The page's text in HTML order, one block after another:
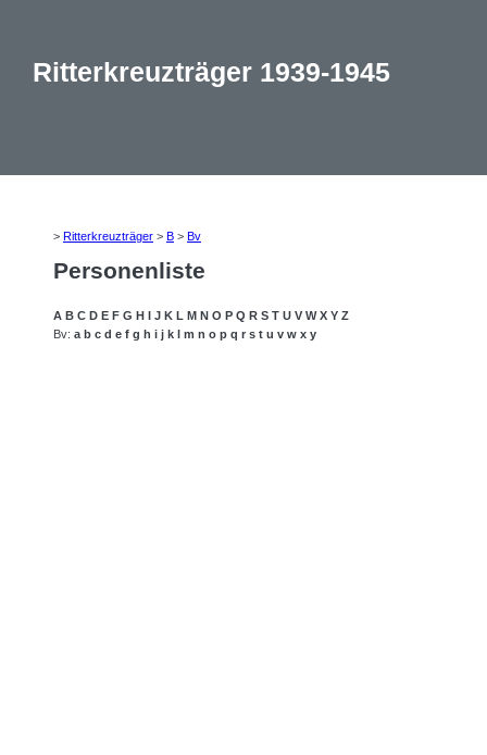
Ritterkreuzträger 1939-1945
> Ritterkreuzträger > B > Bv
Personenliste
A B C D E F G H I J K L M N O P Q R S T U V W X Y Z
Bv: a b c d e f g h i j k l m n o p q r s t u v w x y